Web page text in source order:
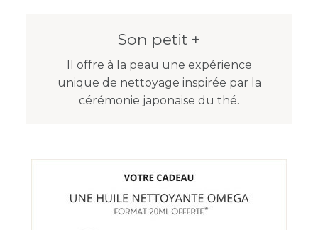
Son petit +
Il offre à la peau une expérience
unique de nettoyage inspirée par la
cérémonie japonaise du thé.